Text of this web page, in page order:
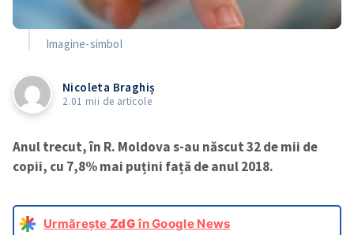
Imagine-simbol
Nicoleta Braghiș
2.01 mii de articole
Anul trecut, în R. Moldova s-au născut 32 de mii de
copii, cu 7,8% mai puțini față de anul 2018.
Urmărește ZdGîn Google News